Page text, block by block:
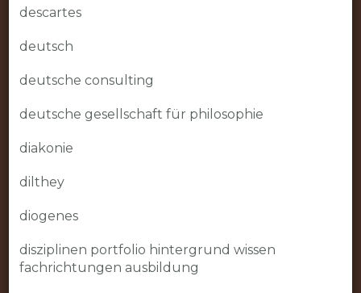
descartes
deutsch
deutsche consulting
deutsche gesellschaft für philosophie
diakonie
dilthey
diogenes
disziplinen portfolio hintergrund wissen
fachrichtungen ausbildung